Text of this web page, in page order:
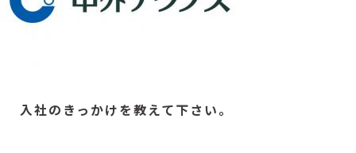
入社のきっかけを教えて下さい。